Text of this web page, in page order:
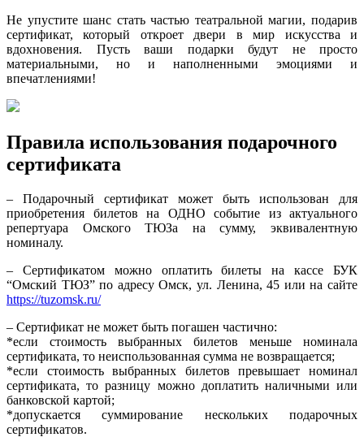
Не упустите шанс стать частью театральной магии, подарив
сертификат, который откроет двери в мир искусства и
вдохновения. Пусть ваши подарки будут не просто
материальными, но и наполненными эмоциями и
впечатлениями!
Правила использования подарочного
сертификата
– Подарочный сертификат может быть использован для
приобретения билетов на ОДНО событие из актуального
репертуара Омского ТЮЗа на сумму, эквивалентную
номиналу.
– Сертификатом можно оплатить билеты на кассе БУК
“Омский ТЮЗ” по адресу Омск, ул. Ленина, 45 или на сайте
https://tuzomsk.ru/
– Сертификат не может быть погашен частично:
*если стоимость выбранных билетов меньше номинала
сертификата, то неиспользованная сумма не возвращается;
*если стоимость выбранных билетов превышает номинал
сертификата, то разницу можно доплатить наличными или
банковской картой;
*допускается суммирование нескольких подарочных
сертификатов.